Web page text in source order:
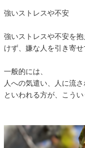
強いストレスや不安
強いストレスや不安を
けず、嫌な人を引き寄
一般的には、
人への気遣い、人に流
といわれる方が、こう